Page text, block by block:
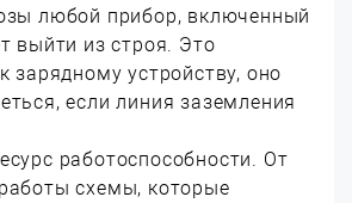
любой прибор, включенный
выйти из строя. Это
зарядному устройству, оно
если линия заземления
работоспособности. От
схемы, которые